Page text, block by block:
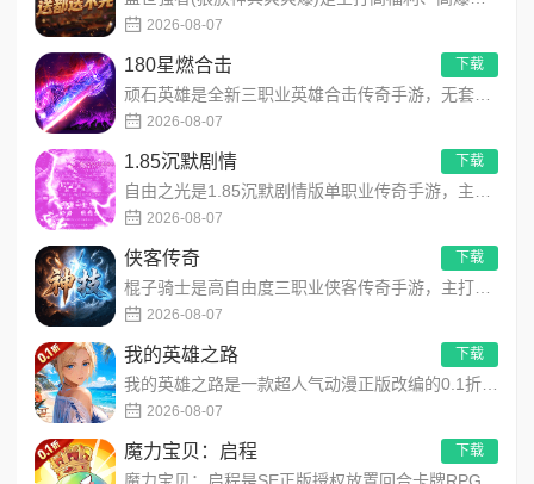
2026-08-07
180星燃合击
2026-08-07
下载
1.85沉默剧情
2026-08-07
下载
侠客传奇
2026-08-07
下载
我的英雄之路
2026-08-07
下载
魔力宝贝：启程 下载